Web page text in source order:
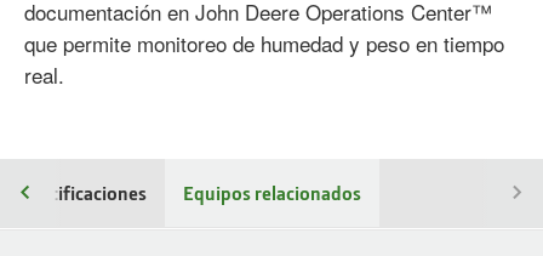
documentación en John Deere Operations Center™
que permite monitoreo de humedad y peso en tiempo
real.
Especificaciones Equipos relacionados